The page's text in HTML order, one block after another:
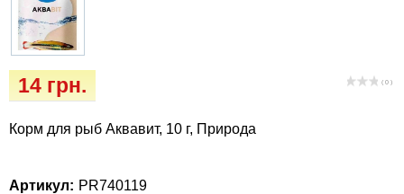
( 0 )
14 грн.
Корм для рыб Аквавит, 10 г, Природа
Артикул: PR740119
Ласощі та корма
Vet Diet Canine Wet - ветеринарные диеты
для собак
Лежаки, будиночки, охолоджуючи